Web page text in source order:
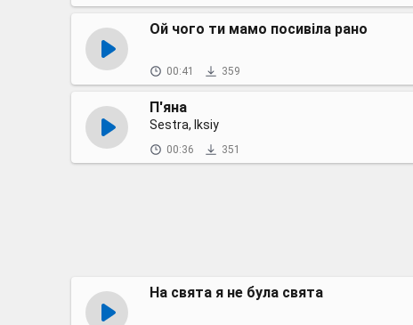
Ой чого ти мамо посивіла рано
00:41 359
П'яна
Sestra, Iksiy
00:36 351
На свята я не була свята